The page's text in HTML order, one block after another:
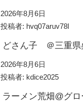
2026年8月6日
投稿者: hvq07aruv78l
どさん子 ＠三重県
2026年8月6日
投稿者: kdice2025
ラーメン荒畑@グ